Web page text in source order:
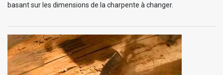
basant sur les dimensions de la charpente à changer.